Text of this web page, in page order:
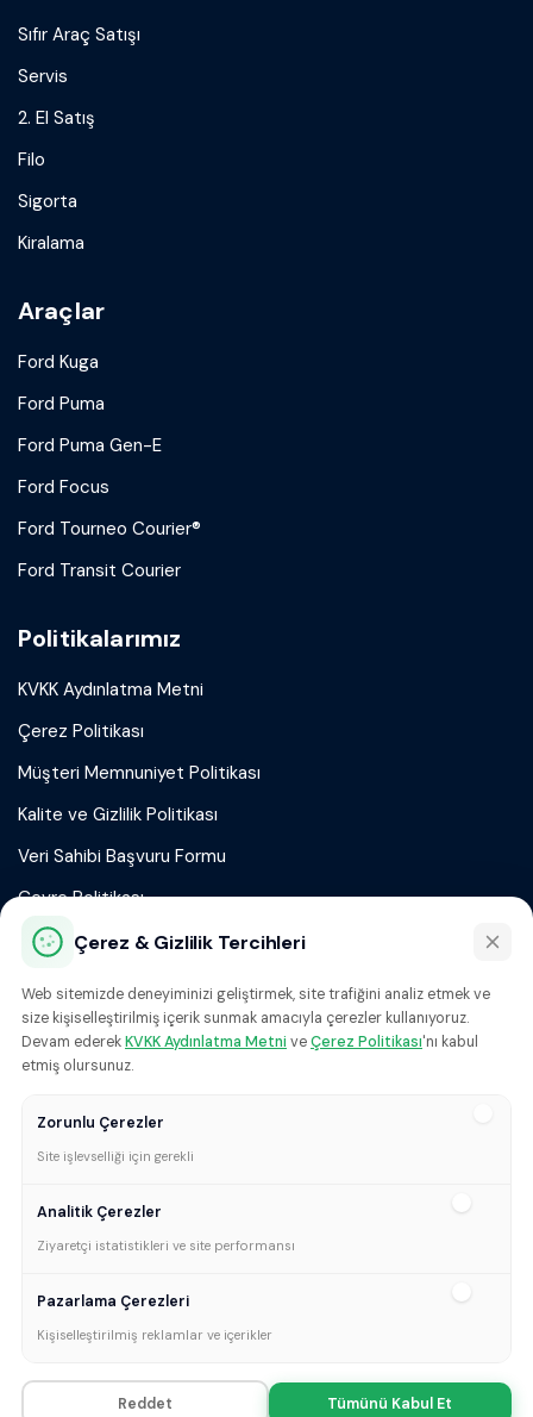
Sıfır Araç Satışı
Servis
2. El Satış
Filo
Sigorta
Kiralama
Araçlar
Ford Kuga
Ford Puma
Ford Puma Gen-E
Ford Focus
Ford Tourneo Courier®
Ford Transit Courier
Politikalarımız
KVKK Aydınlatma Metni
Çerez Politikası
Müşteri Memnuniyet Politikası
Kalite ve Gizlilik Politikası
Veri Sahibi Başvuru Formu
Çevre Politikası
info@gurbaslar.com.tr
Bizi Takip Et!
© 2026 Gürbaşlar Otomotiv | Tüm Hakları Saklıdır.
Kopernik TR
Çerez & Gizlilik Tercihleri
Web sitemizde deneyiminizi geliştirmek, site trafiğini analiz etmek ve
size kişiselleştirilmiş içerik sunmak amacıyla çerezler kullanıyoruz.
Devam ederekKVKK Aydınlatma Metni veÇerez Politikası'nı kabul
etmiş olursunuz.
Zorunlu Çerezler
Site işlevselliği için gerekli
Analitik Çerezler
Ziyaretçi istatistikleri ve site performansı
Pazarlama Çerezleri
Kişiselleştirilmiş reklamlar ve içerikler
Reddet Tümünü Kabul Et